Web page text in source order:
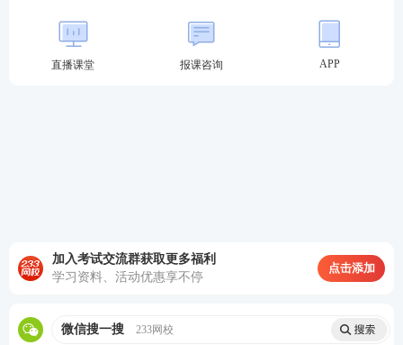
真题与解析（考生回忆版)
2020年国家统一法律职业资格考试客观卷二
由浅入深，精简应试→稳步锁分，直达取证
直播课堂 报课咨询 APP
加入考试交流群获取更多福利
学习资料、活动优惠享不停
点击添加
微信搜一搜 233网校